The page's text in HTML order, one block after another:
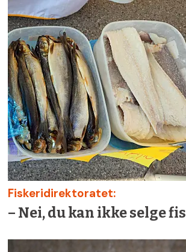
Fiskeridirektoratet:
– Nei, du kan ikke selge